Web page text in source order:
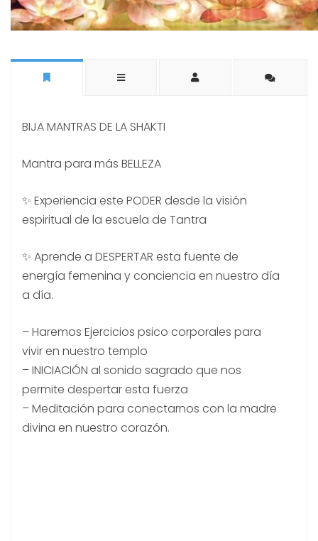
BIJA MANTRAS DE LA SHAKTI
Mantra para más BELLEZA
✨ Experiencia este PODER desde la visión
espiritual de la escuela de Tantra
✨ Aprende a DESPERTAR esta fuente de
energía femenina y conciencia en nuestro día
a día.
– Haremos Ejercicios psico corporales para
vivir en nuestro templo
– INICIACIÓN al sonido sagrado que nos
permite despertar esta fuerza
– Meditación para conectarnos con la madre
divina en nuestro corazón.